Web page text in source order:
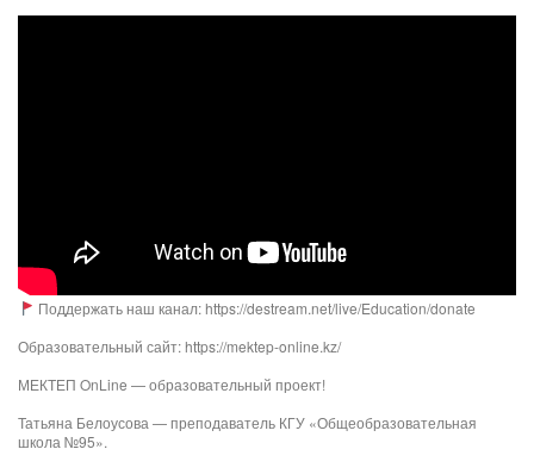
Поддержать наш канал: https://destream.net/live/Education/donate
Образовательный сайт: https://mektep-online.kz/
МЕКТЕП OnLine — образовательный проект!
Татьяна Белоусова — преподаватель КГУ «Общеобразовательная
школа №95».